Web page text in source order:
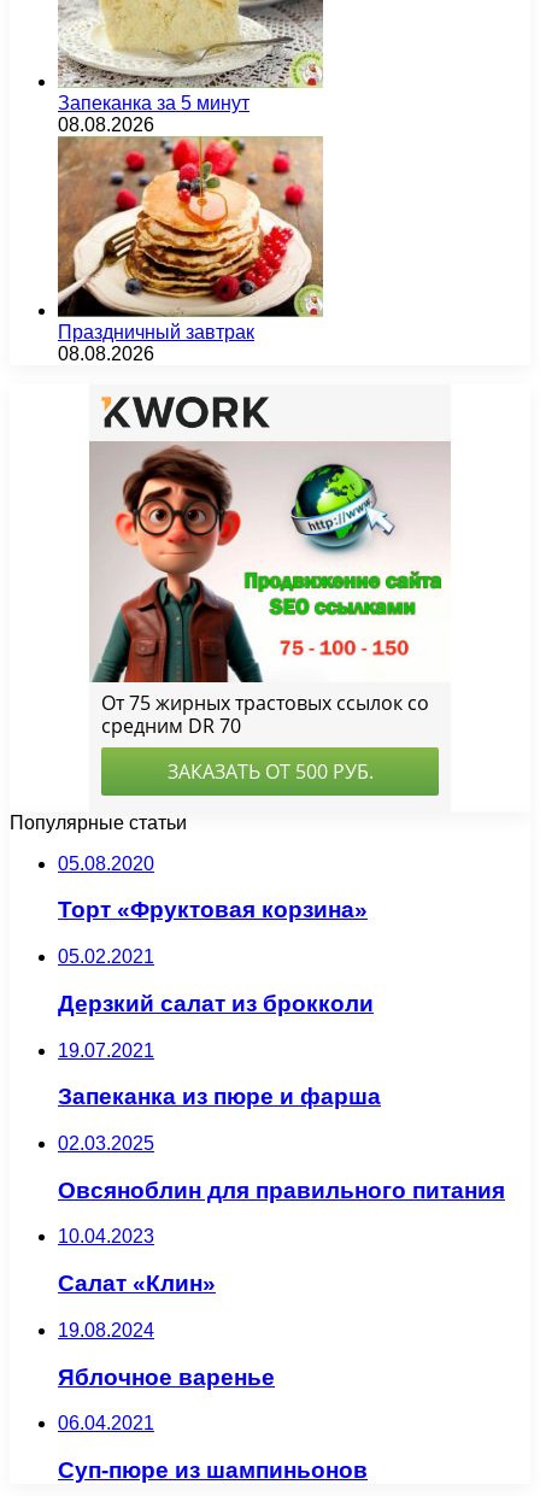
Запеканка за 5 минут
08.08.2026
Праздничный завтрак
08.08.2026
Популярные статьи
05.08.2020
Торт «Фруктовая корзина»
05.02.2021
Дерзкий салат из брокколи
19.07.2021
Запеканка из пюре и фарша
02.03.2025
Овсяноблин для правильного питания
10.04.2023
Салат «Клин»
19.08.2024
Яблочное варенье
06.04.2021
Суп-пюре из шампиньонов